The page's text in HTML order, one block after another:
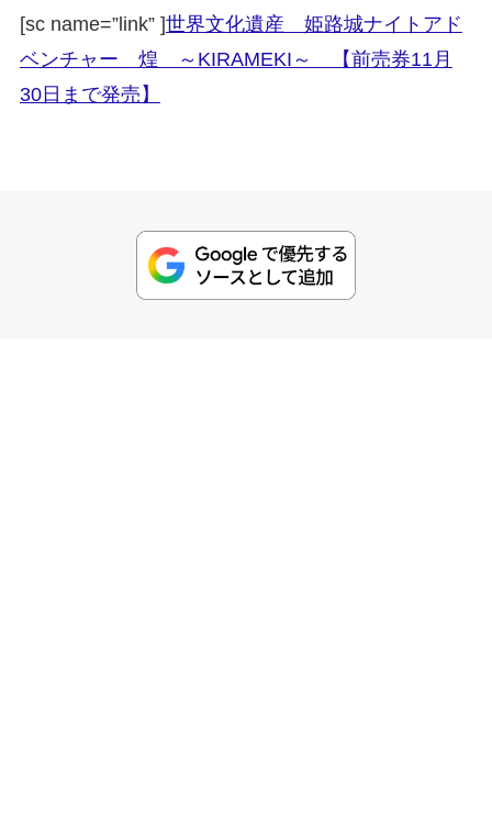
[sc name=”link” ]世界文化遺産 姫路城ナイトアド
ベンチャー 煌 ～KIRAMEKI～ 【前売券11月
30日まで発売】